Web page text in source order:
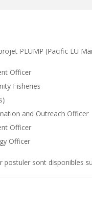
PEUMP (Pacific EU
Officer
Fisheries
and Outreach Officer
Officer
Officer
sont disponibles